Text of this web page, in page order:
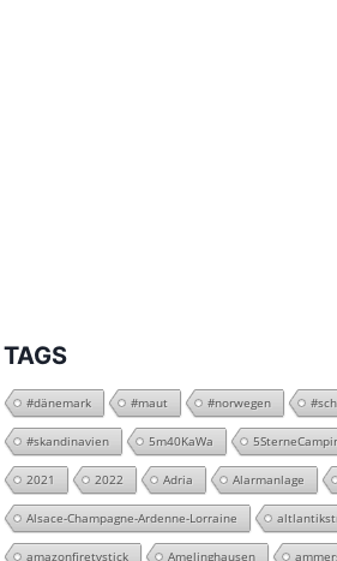
TAGS
#dänemark #maut #norwegen
#skandinavien 5m40KaWa
2021 2022 Adria Alarmanlage
Alsace-Champagne-Ardenne-Lorraine
amazonfiretvstick Amelinghausen